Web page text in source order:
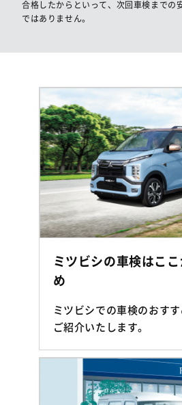
合格したからといって、次回車検までの
ではありません。
ミツビシの車検はこ
め
ミツビシでの車検のおす
ご紹介いたします。